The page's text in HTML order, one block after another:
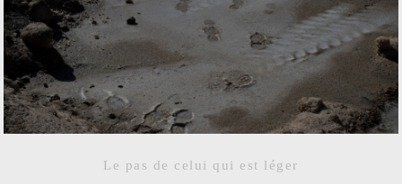
Le pas de celui qui est léger